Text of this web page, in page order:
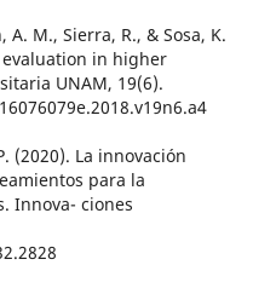
A. M., Sierra, R., & Sosa, K.
evaluation in higher
UNAM, 19(6).
(2020). La innovación
para la
Innova- ciones